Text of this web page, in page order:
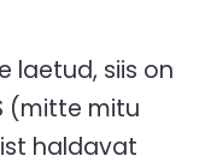
laetud, siis on
(mitte mitu
haldavat